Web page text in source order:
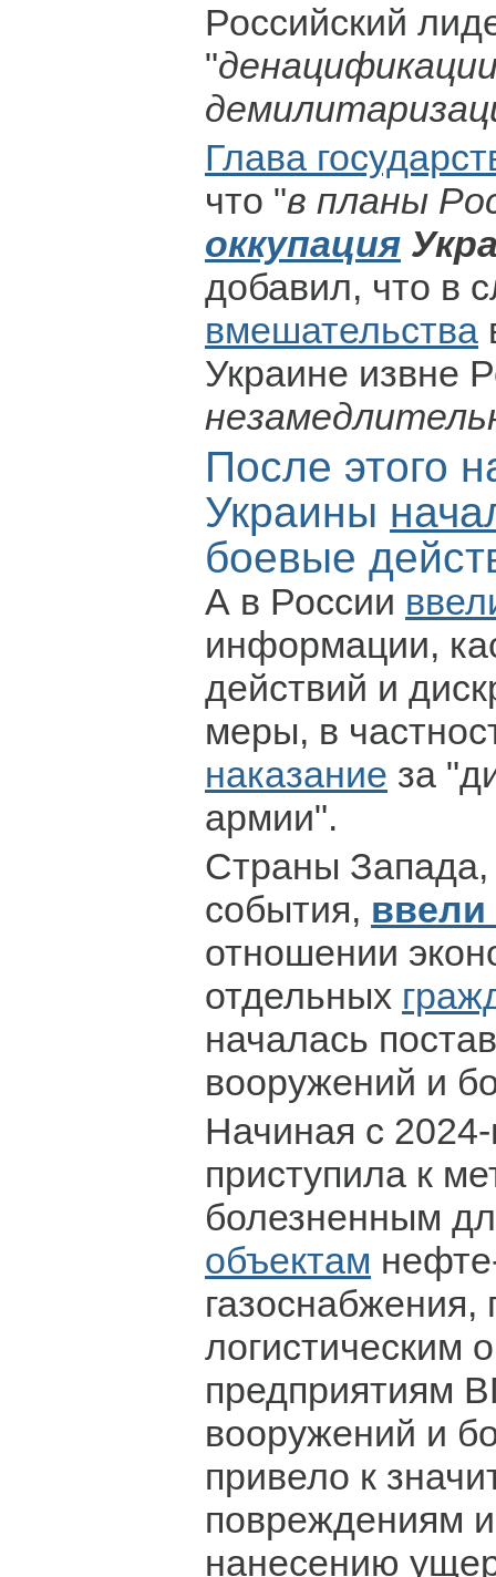
Российский
"
Глава
что "в планы
оккупация
добавил, что в
вмешательства
Украине извне
После этого
Украины
боевые
А в России
информации,
действий и
меры, в
наказание за
армии".
Страны Запада,
события, ввели
отношении
отдельных
началась
вооружений и
Начиная с 2024-
приступила к
болезненным
объектам
логистическим
предприятиям
вооружений и
привело к
повреждениям
нанесению